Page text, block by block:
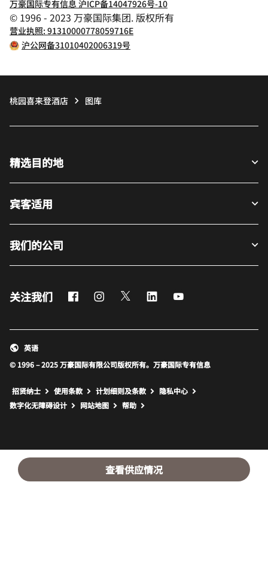
查看供应情况
万豪国际专有信息 沪ICP备14047926号-10
© 1996 - 2023 万豪国际集团. 版权所有
营业执照: 91310000778059716E
沪公网备31010402006319号
桃园喜来登酒店 图库
精选目的地
宾客适用
我们的公司
关注我们 FacebookInstagram
Twitter LinkedIn
© 1996 – 2025 万豪国际有限公司版权所有。万豪国际专有信息
英语
招贤纳士 使用条款 计划细则及条款
隐私中心
数字化无障碍设计
网站地图 打开新窗口
帮助